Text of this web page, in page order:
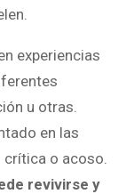
experiencias
u otras.
en las
o acoso.
revivirse y